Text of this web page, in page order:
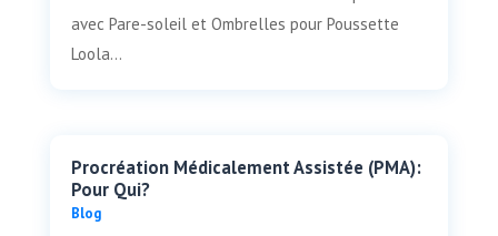
avec Pare-soleil et Ombrelles pour Poussette
Loola...
Procréation Médicalement Assistée (PMA):
Pour Qui?
Blog